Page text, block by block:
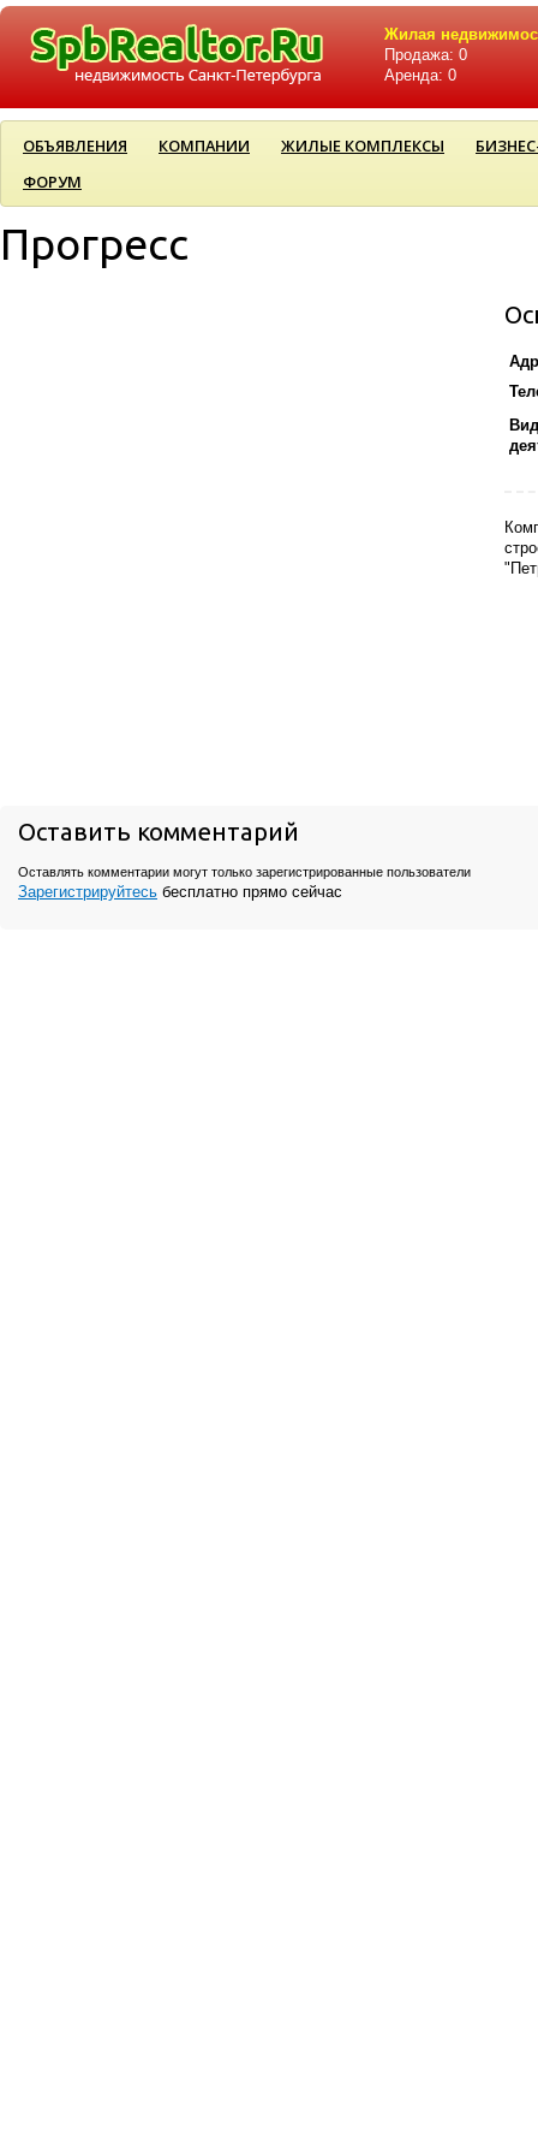
Жилая
Продажа: 0
Аренда: 0
ОБЪЯВЛЕНИЯ КОМПАНИИ ЖИЛЫЕ КОМПЛЕКСЫ
ФОРУМ
Прогресс
Оставить комментарий
Оставлять комментарии могут только зарегистрированные пользователи
Зарегистрируйтесь бесплатно прямо сейчас